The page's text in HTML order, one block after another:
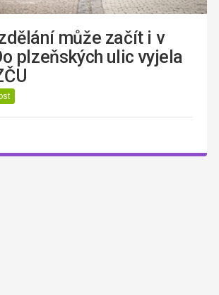
může začít i v
plzeňských ulic vyjela